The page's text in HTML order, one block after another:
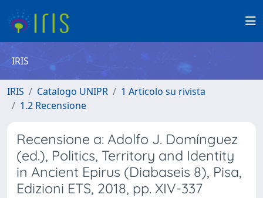
IRIS
IRIS Catalogo UNIPR
1 Articolo su rivista
1.2 Recensione
Recensione a: Adolfo J. Domínguez
(ed.), Politics, Territory and Identity
in Ancient Epirus (Diabaseis 8), Pisa,
Edizioni ETS, 2018, pp. XIV-337